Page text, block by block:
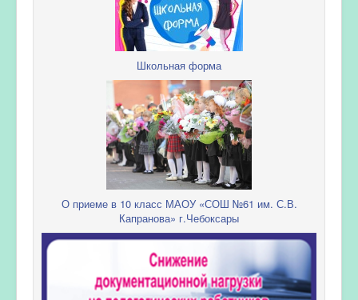
Школьная форма
О приеме в 10 класс МАОУ «СОШ №61 им. С.В.
Капранова» г.Чебоксары